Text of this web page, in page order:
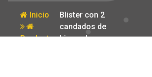
Inicio
Producto
Blister con 2
candados de
hierro de